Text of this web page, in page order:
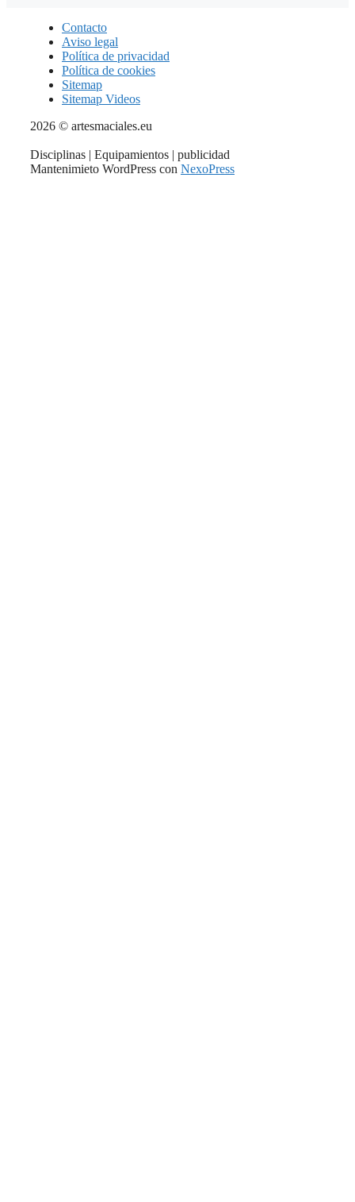
Contacto
Aviso legal
Política de privacidad
Política de cookies
Sitemap
Sitemap Videos
2026 © artesmaciales.eu
Disciplinas | Equipamientos | publicidad
Mantenimieto WordPress con NexoPress